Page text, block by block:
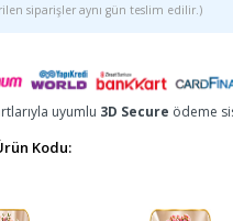
siparişler aynı gün teslim edilir.)
uyumlu 3D Secure ödeme
Kodu: